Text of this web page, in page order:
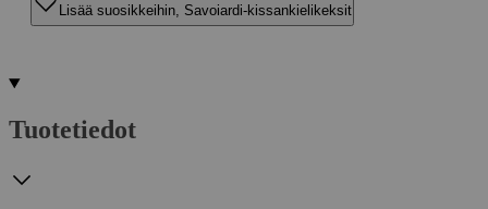
Lisää suosikkeihin, Savoiardi-kissankielikeksit
Tuotetiedot